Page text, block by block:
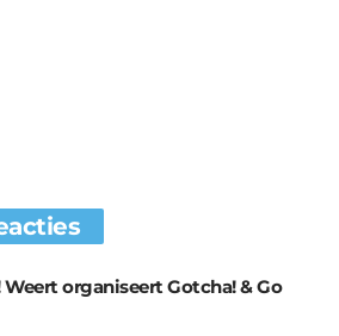
Weert organiseert Gotcha! & Go